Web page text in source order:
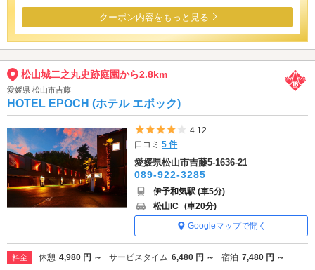
クーポン内容をもっと見る
松山城二之丸史跡庭園から2.8km
愛媛県 松山市吉藤
HOTEL EPOCH (ホテル エポック)
5つ星のうち4
4.12
口コミ5 件
愛媛県松山市吉藤5-1636-21
089-922-3285
伊予和気駅 (車5分)
松山IC (車20分)
Googleマップで開く
料金 休憩 4,980 円 ～ サービスタイム 6,480 円 ～ 宿泊 7,480 円 ～